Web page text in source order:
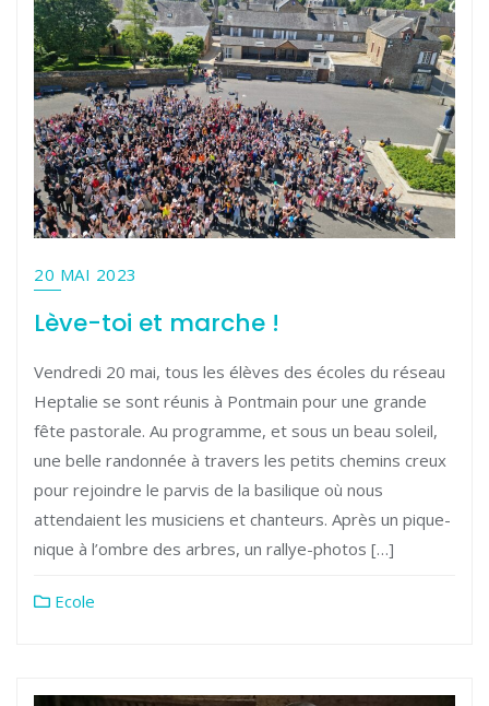
20 MAI 2023
Lève-toi et marche !
Vendredi 20 mai, tous les élèves des écoles du réseau
Heptalie se sont réunis à Pontmain pour une grande
fête pastorale. Au programme, et sous un beau soleil,
une belle randonnée à travers les petits chemins creux
pour rejoindre le parvis de la basilique où nous
attendaient les musiciens et chanteurs. Après un pique-
nique à l’ombre des arbres, un rallye-photos […]
Ecole